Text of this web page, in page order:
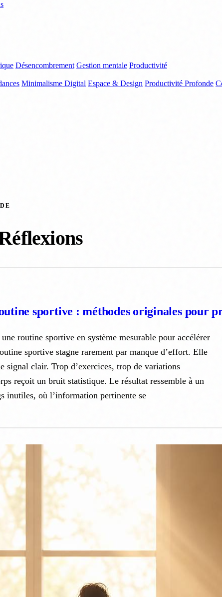
Désencombrement Gestion mentale Productivité
Minimalisme Digital Espace & Design Productivité Profonde
sportive : méthodes originales pour
routine sportive en système mesurable pour accélérer
sportive stagne rarement par manque d’effort. Elle
signal clair. Trop d’exercices, trop de variations
reçoit un bruit statistique. Le résultat ressemble à un
inutiles, où l’information pertinente se